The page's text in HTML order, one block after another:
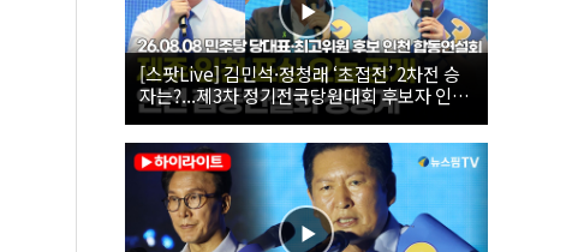
[스팟Live] 김민석·정청래 ‘초접전’ 2차전 승
자는?...제3차 정기전국당원대회 후보자 인천
합동연설회 생중계 | 26.08.08